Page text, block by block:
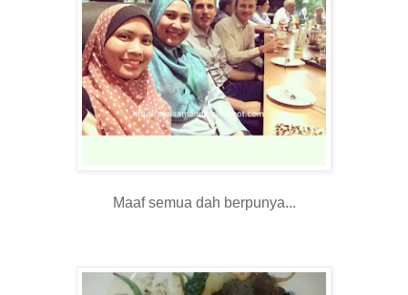
Maaf semua dah berpunya...